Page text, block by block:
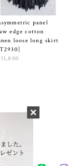
panel
edge cotton
loose long skirt
く表記